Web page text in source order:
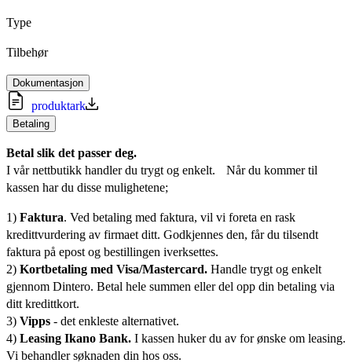
Type
Tilbehør
Dokumentasjon
produktark
Betaling
Betal slik det passer deg.
I vår nettbutikk handler du trygt og enkelt. Når du kommer til
kassen har du disse mulighetene;
1) Faktura. Ved betaling med faktura, vil vi foreta en rask
kredittvurdering av firmaet ditt. Godkjennes den, får du tilsendt
faktura på epost og bestillingen iverksettes.
2) Kortbetaling med Visa/Mastercard. Handle trygt og enkelt
gjennom Dintero. Betal hele summen eller del opp din betaling via
ditt kredittkort.
3) Vipps - det enkleste alternativet.
4) Leasing Ikano Bank. I kassen huker du av for ønske om leasing.
Vi behandler søknaden din hos oss.